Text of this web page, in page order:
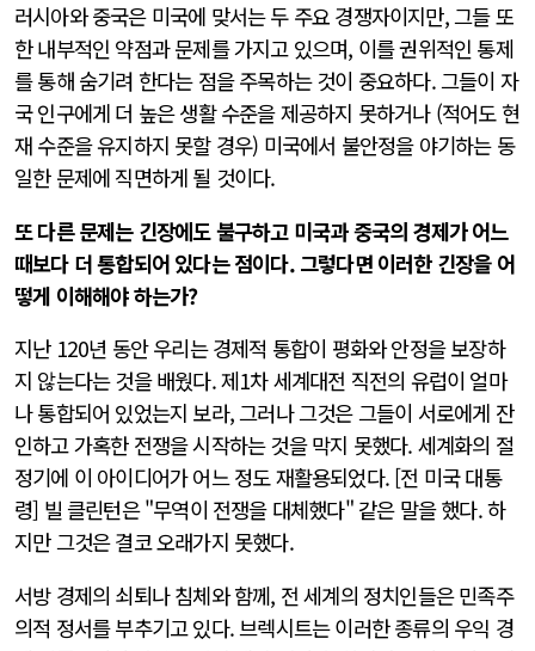
러시아와 중국은 미국에 맞서는 두 주요 경쟁자이지만, 그들 또
한 내부적인 약점과 문제를 가지고 있으며, 이를 권위적인 통제
를 통해 숨기려 한다는 점을 주목하는 것이 중요하다. 그들이 자
국 인구에게 더 높은 생활 수준을 제공하지 못하거나 (적어도 현
재 수준을 유지하지 못할 경우) 미국에서 불안정을 야기하는 동
일한 문제에 직면하게 될 것이다.
또 다른 문제는 긴장에도 불구하고 미국과 중국의 경제가 어느
때보다 더 통합되어 있다는 점이다. 그렇다면 이러한 긴장을 어
떻게 이해해야 하는가?
지난 120년 동안 우리는 경제적 통합이 평화와 안정을 보장하
지 않는다는 것을 배웠다. 제1차 세계대전 직전의 유럽이 얼마
나 통합되어 있었는지 보라, 그러나 그것은 그들이 서로에게 잔
인하고 가혹한 전쟁을 시작하는 것을 막지 못했다. 세계화의 절
정기에 이 아이디어가 어느 정도 재활용되었다. [전 미국 대통
령] 빌 클린턴은 "무역이 전쟁을 대체했다" 같은 말을 했다. 하
지만 그것은 결코 오래가지 못했다.
서방 경제의 쇠퇴나 침체와 함께, 전 세계의 정치인들은 민족주
의적 정서를 부추기고 있다. 브렉시트는 이러한 종류의 우익 경